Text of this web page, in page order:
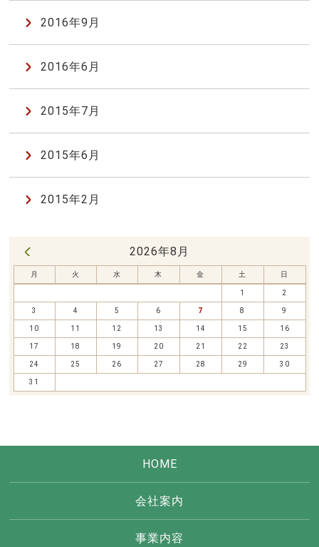
2016年9月
2016年6月
2015年7月
2015年6月
2015年2月
2026年8月
月 火 水 木 金 土 日
1 2
3 4 5 6 7 8 9
10 11 12 13 14 15 16
17 18 19 20 21 22 23
24 25 26 27 28 29 30
31
HOME
会社案内
事業内容